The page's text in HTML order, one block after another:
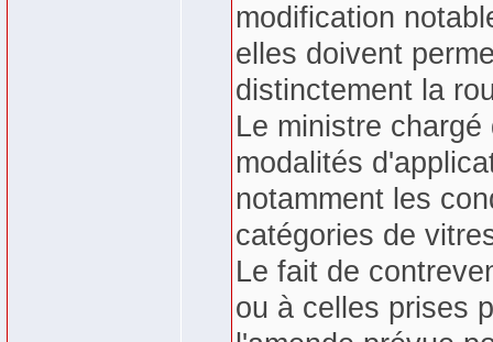
modification
elles doivent
distinctement la
Le ministre
modalités
notamment les
catégories de
Le fait de
ou à celles prises